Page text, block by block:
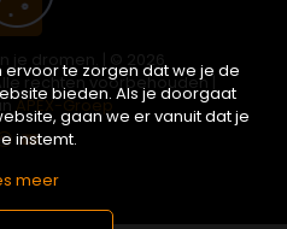
je dromen. | © 2026
rechten voorbehouden |
APEX-Groep
te zorgen dat we je de
bieden. Als je doorgaat
gaan we er vanuit dat je
instemt.
meer